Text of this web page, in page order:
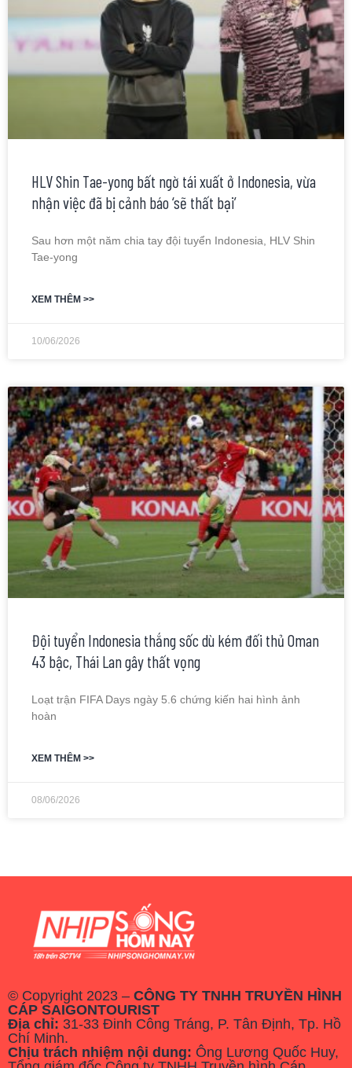
HLV Shin Tae-yong bất ngờ tái xuất ở Indonesia, vừa
nhận việc đã bị cảnh báo ‘sẽ thất bại’
Sau hơn một năm chia tay đội tuyển Indonesia, HLV Shin
Tae-yong
XEM THÊM >>
10/06/2026
Đội tuyển Indonesia thắng sốc dù kém đối thủ Oman
43 bậc, Thái Lan gây thất vọng
Loạt trận FIFA Days ngày 5.6 chứng kiến hai hình ảnh
hoàn
XEM THÊM >>
08/06/2026
© Copyright 2023 – CÔNG TY TNHH TRUYỀN HÌNH
CÁP SAIGONTOURIST
Địa chỉ: 31-33 Đinh Công Tráng, P. Tân Định, Tp. Hồ
Chí Minh.
Chịu trách nhiệm nội dung: Ông Lương Quốc Huy,